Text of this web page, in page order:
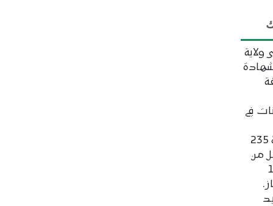
ولاية
في
ويشارك في امتحانات الدورة التكميلية 235
من
179